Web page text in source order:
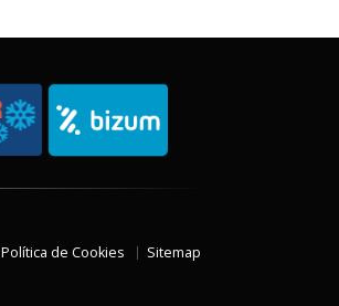
Política de Cookies Sitemap